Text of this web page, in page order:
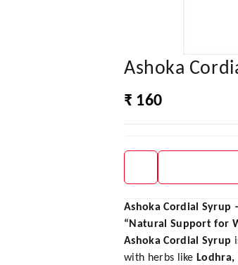
Ashoka
₹ 160
Ashoka Cordial Syrup
“Natural Support for
Ashoka Cordial Syrup
with herbs like